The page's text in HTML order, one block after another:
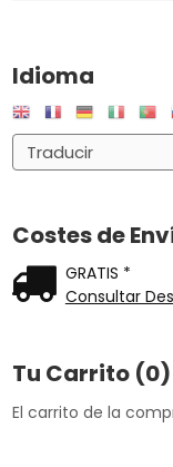
Idioma
Costes de
GRATIS *
Consultar
Tu Carrito (0)
El carrito de la